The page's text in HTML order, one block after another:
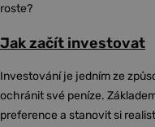
roste?
Jak začít investovat
Investování je jedním ze
ochránit své peníze.
preference a stanovit si